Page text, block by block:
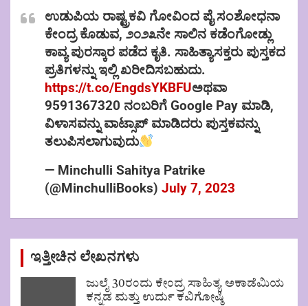
ಉಡುಪಿಯ ರಾಷ್ಟ್ರಕವಿ ಗೋವಿಂದ ಪೈ ಸಂಶೋಧನಾ
ಕೇಂದ್ರ ಕೊಡುವ, ೨೦೨೩ನೇ ಸಾಲಿನ ಕಡೆಂಗೋಡ್ಲು
ಕಾವ್ಯ ಪುರಸ್ಕಾರ ಪಡೆದ ಕೃತಿ. ಸಾಹಿತ್ಯಾಸಕ್ತರು ಪುಸ್ತಕದ
ಪ್ರತಿಗಳನ್ನು ಇಲ್ಲಿ ಖರೀದಿಸಬಹುದು.
https://t.co/EngdsYKBFUಅಥವಾ
9591367320 ನಂಬರಿಗೆ Google Pay ಮಾಡಿ,
ವಿಳಾಸವನ್ನು ವಾಟ್ಸಾಪ್ ಮಾಡಿದರು ಪುಸ್ತಕವನ್ನು
ತಲುಪಿಸಲಾಗುವುದು
— Minchulli Sahitya Patrike
(@MinchulliBooks) July 7, 2023
ಇತ್ತೀಚಿನ ಲೇಖನಗಳು
ಜುಲೈ 30ರಂದು ಕೇಂದ್ರ ಸಾಹಿತ್ಯ ಅಕಾಡೆಮಿಯ
ಕನ್ನಡ ಮತ್ತು ಉರ್ದು ಕವಿಗೋಷ್ಠಿ